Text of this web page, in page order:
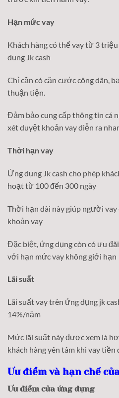
Hạn mức vay
Khách hàng có thể vay từ 3
dụng Jk cash
Chỉ cần có căn cước công dân,
thuận tiện.
Đảm bảo cung cấp thông tin cá
xét duyệt khoản vay diễn ra
Thời hạn vay
Ứng dụng Jk cash cho phép
hoạt từ 100 đến 300 ngày
Thời hạn dài này giúp người
khoản vay
Đặc biệt, ứng dụng còn có ưu
với hạn mức vay không giới hạn
Lãi suất
Lãi suất vay trên ứng dụng jk
14%/năm
Mức lãi suất này được xem là
khách hàng yên tâm khi vay tiền
Ưu điểm và hạn chế
Ưu điểm của ứng dụng